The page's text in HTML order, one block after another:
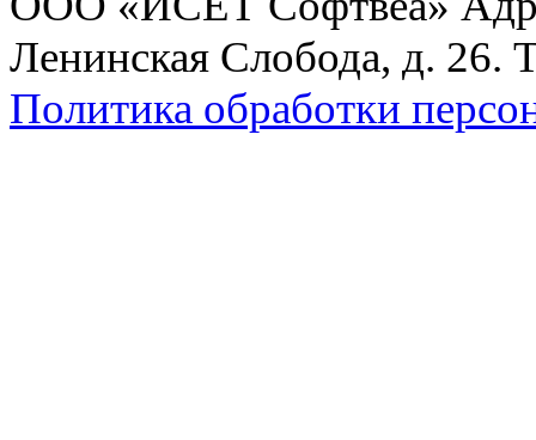
Ленинская Слобода, д. 26.
Политика обработки